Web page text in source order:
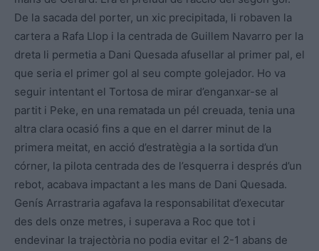
De la sacada del porter, un xic precipitada, li robaven la
cartera a Rafa Llop i la centrada de Guillem Navarro per la
dreta li permetia a Dani Quesada afusellar al primer pal, el
que seria el primer gol al seu compte golejador. Ho va
seguir intentant el Tortosa de mirar d’enganxar-se al
partit i Peke, en una rematada un pél creuada, tenia una
altra clara ocasió fins a que en el darrer minut de la
primera meitat, en acció d’estratègia a la sortida d’un
córner, la pilota centrada des de l’esquerra i després d’un
rebot, acabava impactant a les mans de Dani Quesada.
Genís Arrastraria agafava la responsabilitat d’executar
des dels onze metres, i superava a Roc que tot i
endevinar la trajectòria no podia evitar el 2-1 abans de